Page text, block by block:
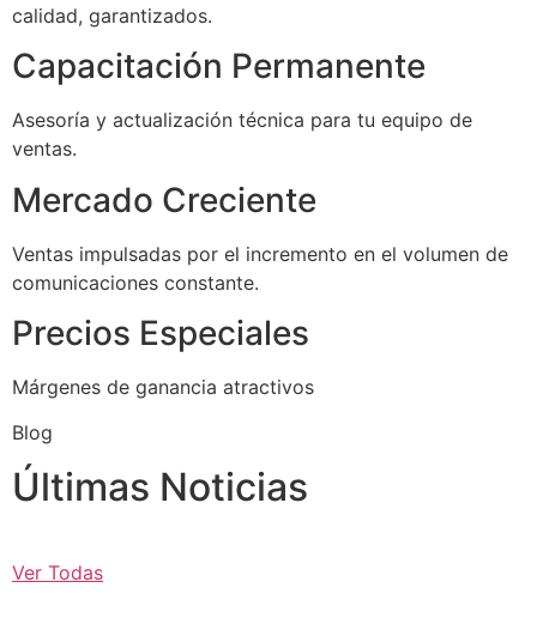
calidad, garantizados.
Capacitación Permanente
Asesoría y actualización técnica para tu equipo de
ventas.
Mercado Creciente
Ventas impulsadas por el incremento en el volumen de
comunicaciones constante.
Precios Especiales
Márgenes de ganancia atractivos
Blog
Últimas Noticias
Ver Todas